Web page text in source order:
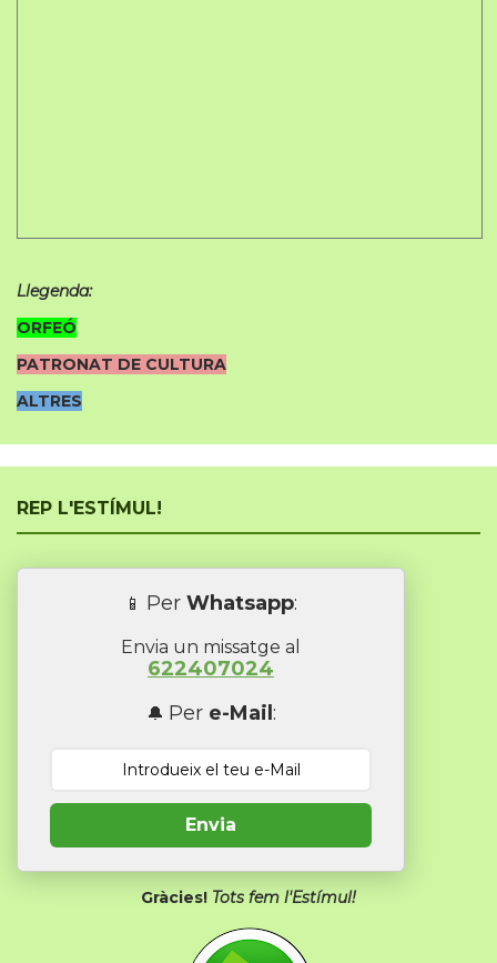
Llegenda:
ORFEÓ
PATRONAT DE CULTURA
ALTRES
REP L'ESTÍMUL!
📱 Per Whatsapp:
Envia un missatge al
622407024
🔔 Per e-Mail :
Envia
Gràcies! Tots fem l'Estímul!